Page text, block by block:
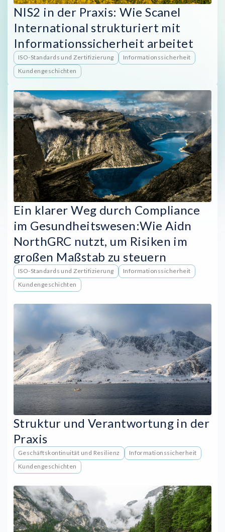
NIS2 in der Praxis: Wie Scanel
International strukturiert mit
Informationssicherheit arbeitet
ISO-Standards und Zertifizierung
Informationssicherheit
Kundengeschichten
Ein klarer Weg durch Compliance
im Gesundheitswesen:Wie Aidn
NorthGRC nutzt, um Risiken im
großen Maßstab zu steuern
ISO-Standards und Zertifizierung
Informationssicherheit
Kundengeschichten
Struktur und Verantwortung in der
Praxis
Geschäftskontinuität und Resilienz
Informationssicherheit
Kundengeschichten